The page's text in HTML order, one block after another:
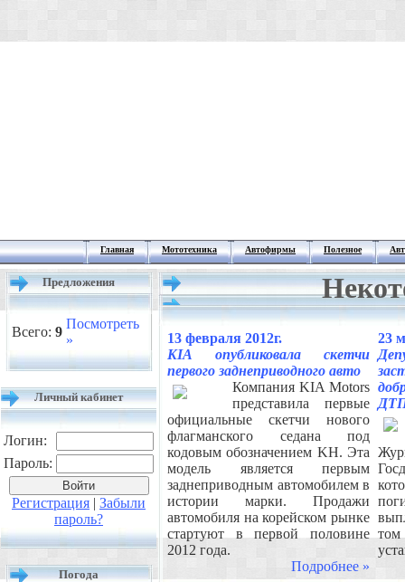
Главная Мототехника Автофирмы Полезное
Предложения
Всего: 9
Посмотреть
»
Личный кабинет
Логин:
Пароль:
Регистрация | Забыли
пароль?
Погода
13 февраля 2012г.
KIA опубликовала скетчи
первого заднеприводного авто
Компания KIA Motors
представила первые
официальные скетчи нового
флагманского седана под
кодовым обозначением KH. Эта
модель является первым
заднеприводным автомобилем в
истории марки. Продажи
автомобиля на корейском рынке
стартуют в первой половине
2012 года.
Подробнее »
23